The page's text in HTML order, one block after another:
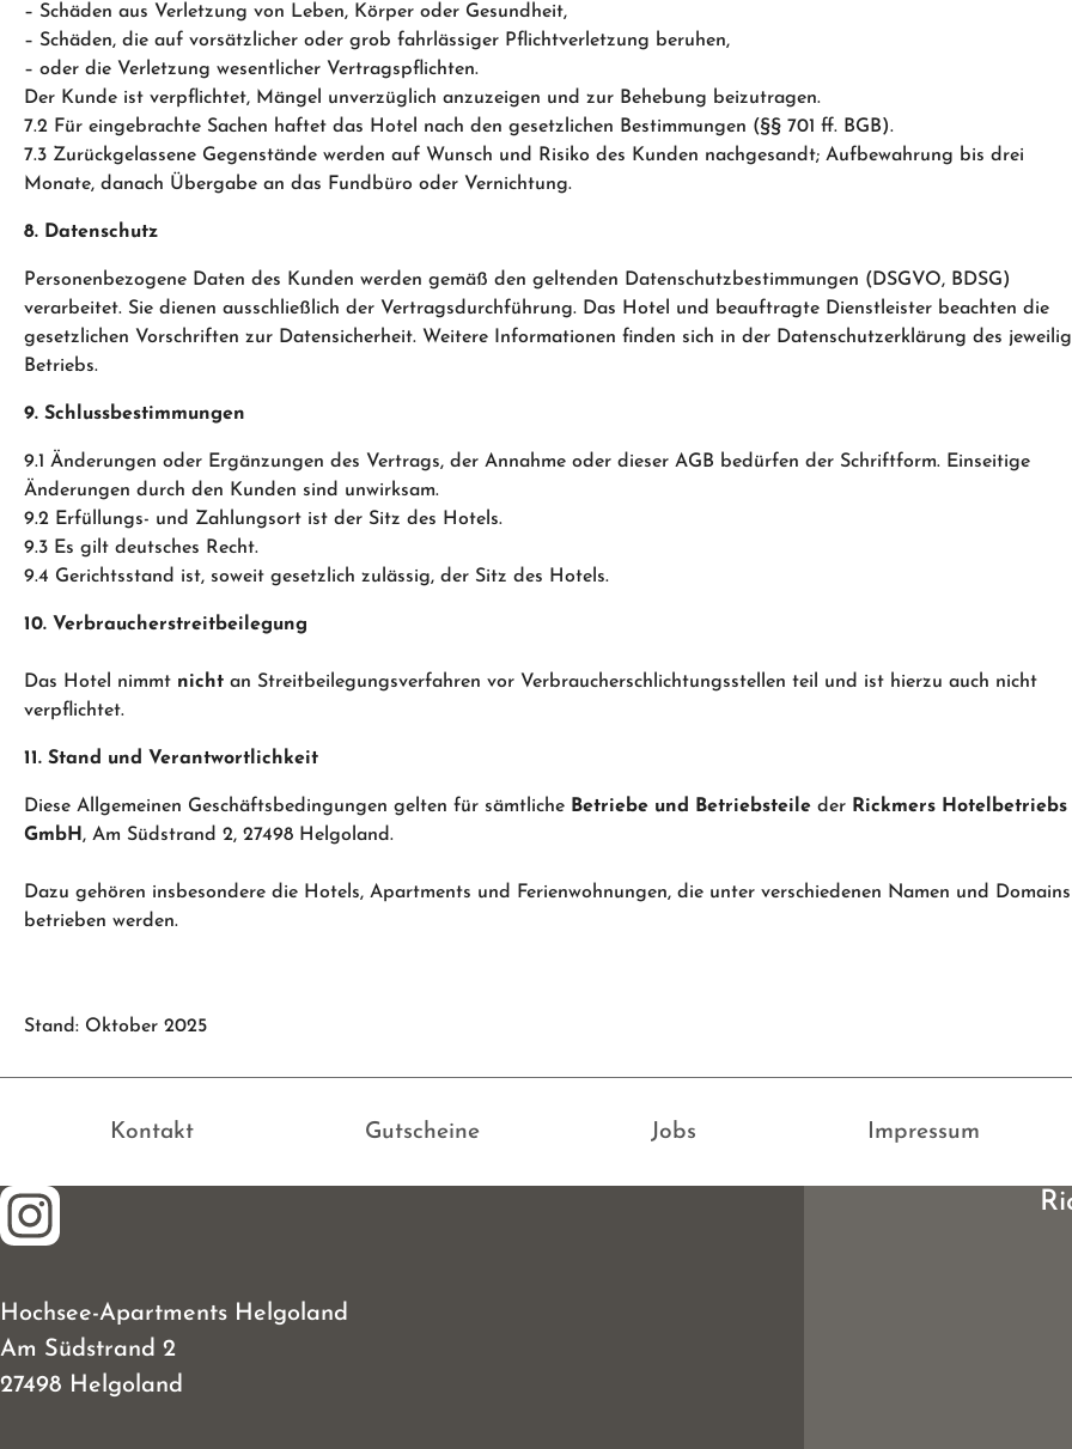
– Schäden aus Verletzung von Leben, Körper oder Gesundheit,
– Schäden, die auf vorsätzlicher oder grob fahrlässiger Pflichtverletzung beruhen,
– oder die Verletzung wesentlicher Vertragspflichten.
Der Kunde ist verpflichtet, Mängel unverzüglich anzuzeigen und zur Behebung beizutragen.
7.2 Für eingebrachte Sachen haftet das Hotel nach den gesetzlichen Bestimmungen (§§ 701 ff. BGB).
7.3 Zurückgelassene Gegenstände werden auf Wunsch und Risiko des Kunden nachgesandt; Aufbewahrung bis drei
Monate, danach Übergabe an das Fundbüro oder Vernichtung.
8. Datenschutz
Personenbezogene Daten des Kunden werden gemäß den geltenden Datenschutzbestimmungen (DSGVO, BDSG)
verarbeitet. Sie dienen ausschließlich der Vertragsdurchführung. Das Hotel und beauftragte Dienstleister beachten die
gesetzlichen Vorschriften zur Datensicherheit. Weitere Informationen finden sich in der Datenschutzerklärung des
Betriebs.
9. Schlussbestimmungen
9.1 Änderungen oder Ergänzungen des Vertrags, der Annahme oder dieser AGB bedürfen der Schriftform. Einseitige
Änderungen durch den Kunden sind unwirksam.
9.2 Erfüllungs- und Zahlungsort ist der Sitz des Hotels.
9.3 Es gilt deutsches Recht.
9.4 Gerichtsstand ist, soweit gesetzlich zulässig, der Sitz des Hotels.
10. Verbraucherstreitbeilegung
Das Hotel nimmt nicht an Streitbeilegungsverfahren vor Verbraucherschlichtungsstellen teil und ist hierzu auch nicht
verpflichtet.
11. Stand und Verantwortlichkeit
Diese Allgemeinen Geschäftsbedingungen gelten für sämtliche Betriebe und Betriebsteile der Rickmers Hotelbetriebs
GmbH , Am Südstrand 2, 27498 Helgoland.
Dazu gehören insbesondere die Hotels, Apartments und Ferienwohnungen, die unter verschiedenen Namen und Domains
betrieben werden.
Stand: Oktober 2025
Kontakt Gutscheine Jobs Impressum
Hochsee-Apartments Helgoland
Am Südstrand 2
27498 Helgoland